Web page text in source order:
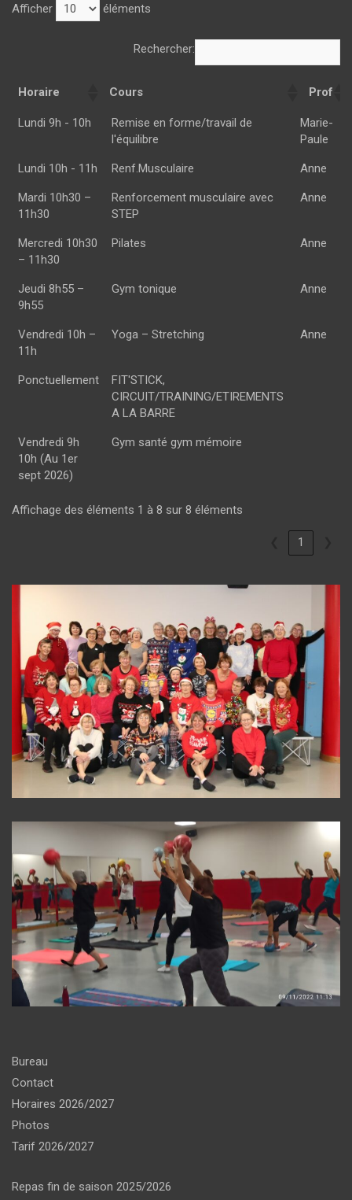
Afficher éléments
Rechercher:
Horaire Cours
Prof
Horaire
Cours Prof
Lundi 9h - 10h
Remise en forme/travail de
l'équilibre
Marie-
Paule
Lundi 10h - 11h Renf.Musculaire Anne
Mardi 10h30 –
11h30
Renforcement musculaire avec
STEP
Anne
Mercredi 10h30
– 11h30
Pilates Anne
Jeudi 8h55 –
9h55
Gym tonique Anne
Vendredi 10h –
11h
Yoga – Stretching Anne
Ponctuellement
FIT'STICK,
CIRCUIT/TRAINING/ETIREMENTS
A LA BARRE
Vendredi 9h
10h (Au 1er
sept 2026)
Gym santé gym mémoire
Affichage des éléments 1 à 8 sur 8 éléments
1
Bureau
Contact
Horaires 2026/2027
Photos
Tarif 2026/2027
Repas fin de saison 2025/2026